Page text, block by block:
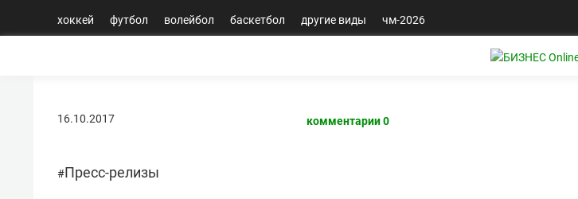
хоккей футбол волейбол баскетбол другие виды чм-2026
16.10.2017 комментарии 0
#Пресс-релизы